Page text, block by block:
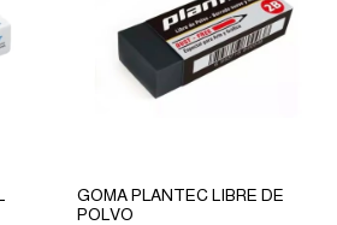
GOMA PLANTEC LIBRE DE
POLVO